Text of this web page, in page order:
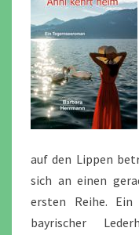
auf den Lippen
sich an einen
ersten Reihe.
bayrischer